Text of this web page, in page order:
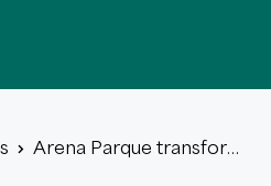
Arena Parque transform